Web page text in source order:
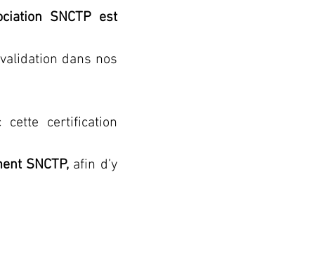
SNCTP est
dans nos
certification
SNCTP, afin d’y